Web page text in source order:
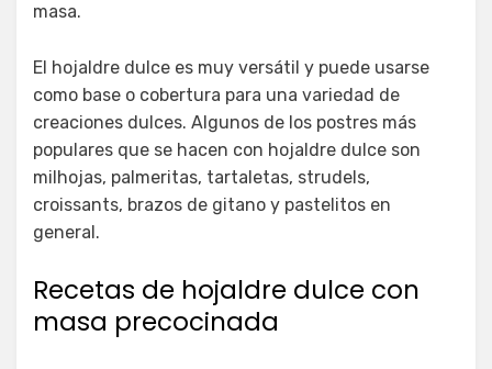
masa.
El hojaldre dulce es muy versátil y puede usarse
como base o cobertura para una variedad de
creaciones dulces. Algunos de los postres más
populares que se hacen con hojaldre dulce son
milhojas, palmeritas, tartaletas, strudels,
croissants, brazos de gitano y pastelitos en
general.
Recetas de hojaldre dulce con
masa precocinada